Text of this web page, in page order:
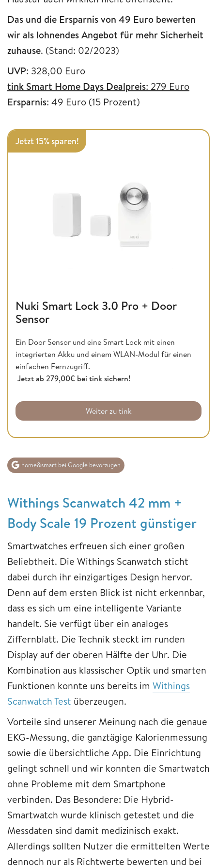
Das und die Ersparnis von 49 Euro bewerten
wir als lohnendes Angebot für mehr Sicherheit
zuhause. (Stand: 02/2023)
UVP: 328,00 Euro
tink Smart Home Days Dealpreis: 279 Euro
Ersparnis: 49 Euro (15 Prozent)
Jetzt 15% sparen!
Nuki Smart Lock 3.0 Pro + Door
Sensor
Ein Door Sensor und eine Smart Lock mit einen
integrierten Akku und einem WLAN-Modul für einen
einfachen Fernzugriff.
Jetzt ab 279,00€ bei tink sichern!
Weiter zu tink
home&smart bei Google bevorzugen
Withings Scanwatch 42 mm +
Body Scale 19 Prozent günstiger
Smartwatches erfreuen sich einer großen
Beliebtheit. Die Withings Scanwatch sticht
dabei durch ihr einzigartiges Design hervor.
Denn auf dem ersten Blick ist nicht erkennbar,
dass es sich um eine intelligente Variante
handelt. Sie verfügt über ein analoges
Ziffernblatt. Die Technik steckt im runden
Display auf der oberen Hälfte der Uhr. Die
Kombination aus klassischer Optik und smarten
Funktionen konnte uns bereits im Withings
Scanwatch Test überzeugen.
Vorteile sind unserer Meinung nach die genaue
EKG-Messung, die ganztägige Kalorienmessung
sowie die übersichtliche App. Die Einrichtung
gelingt schnell und wir konnten die Smartwatch
ohne Probleme mit dem Smartphone
verbinden. Das Besondere: Die Hybrid-
Smartwatch wurde klinisch getestet und die
Messdaten sind damit medizinisch exakt.
Allerdings sollten Nutzer die ermittelten Werte
dennoch nur als Richtwerte bewerten und bei